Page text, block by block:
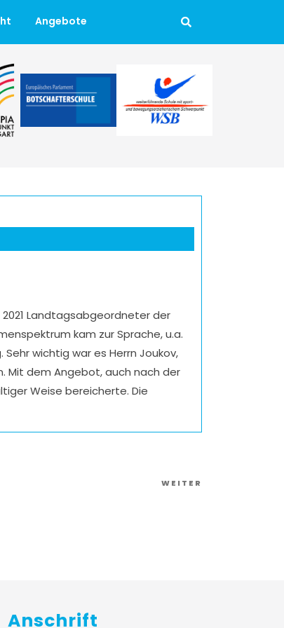
Angebote
2021 Landtagsabgeordneter der
kam zur Sprache, u.a.
wichtig war es Herrn Joukov,
Mit dem Angebot, auch nach der
Weise bereicherte. Die
WEITER
Anschrift